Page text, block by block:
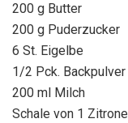
200 g Butter
200 g Puderzucker
6 St. Eigelbe
1/2 Pck. Backpulver
200 ml Milch
Schale von 1 Zitrone